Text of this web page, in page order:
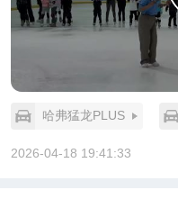
哈弗猛龙PLUS
2026-04-18 19:41:33